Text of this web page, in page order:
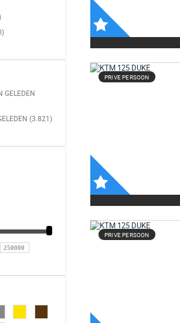
GELEDEN
(3.821)
PRIVE PERSOON
PRIVE PERSOON